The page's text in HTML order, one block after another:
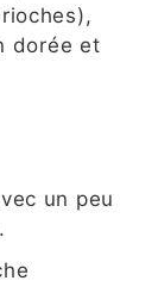
dorée et
un peu